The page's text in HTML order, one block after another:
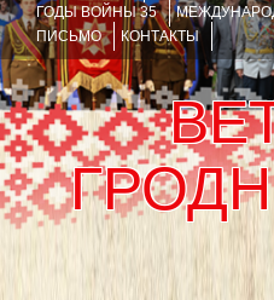
ГОДЫ ВОЙНЫ 35
ПИСЬМО
КОНТАКТЫ